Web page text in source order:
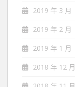
2019 年 3 月
2019 年 2 月
2019 年 1 月
2018 年 12 月